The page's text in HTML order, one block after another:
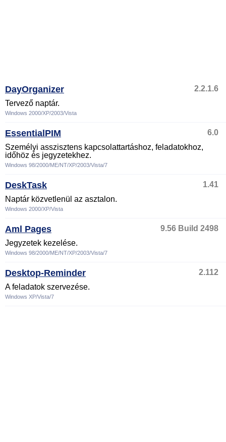
DayOrganizer
2.2.1.6
Tervező naptár.
Windows 2000/XP/2003/Vista
EssentialPIM
6.0
Személyi asszisztens kapcsolattartáshoz, feladatokhoz,
időhöz és jegyzetekhez.
Windows 98/2000/ME/NT/XP/2003/Vista/7
DeskTask
1.41
Naptár közvetlenül az asztalon.
Windows 2000/XP/Vista
Aml Pages
9.56 Build 2498
Jegyzetek kezelése.
Windows 98/2000/ME/NT/XP/2003/Vista/7
Desktop-Reminder
2.112
A feladatok szervezése.
Windows XP/Vista/7